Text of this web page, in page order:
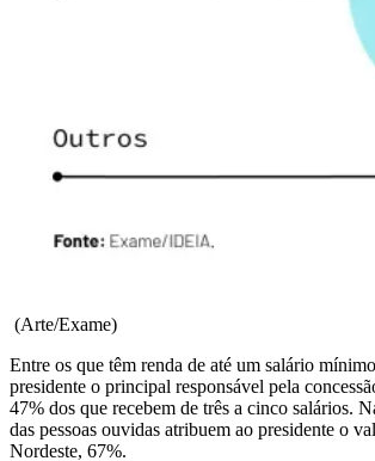
(Arte/Exame)
Entre os que têm renda de até um salário
presidente o principal responsável pela
47% dos que recebem de três a cinco salários.
das pessoas ouvidas atribuem ao presidente o
Nordeste, 67%.